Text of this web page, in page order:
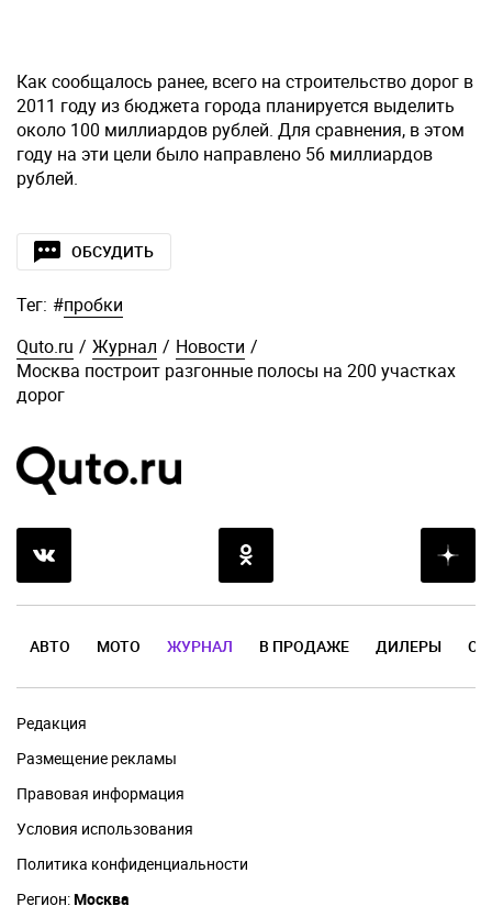
Как сообщалось ранее, всего на строительство дорог в
2011 году из бюджета города планируется выделить
около 100 миллиардов рублей. Для сравнения, в этом
году на эти цели было направлено 56 миллиардов
рублей.
ОБСУДИТЬ
Тег: #пробки
Quto.ru / Журнал / Новости /
Москва построит разгонные полосы на 200 участках
дорог
АВТО МОТО ЖУРНАЛ В ПРОДАЖЕ ДИЛЕРЫ
Редакция
Размещение рекламы
Правовая информация
Условия использования
Политика конфиденциальности
Регион:Москва